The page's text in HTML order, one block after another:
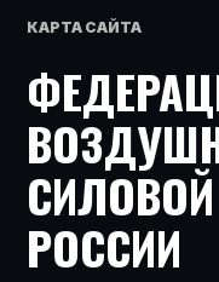
КАРТА САЙТА
РОССИИ